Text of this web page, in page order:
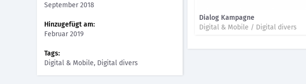
September 2018
Hinzugefügt am:
Februar 2019
Tags:
Digital & Mobile, Digital divers
Dialog Kampagne
Digital & Mobile / Digital divers